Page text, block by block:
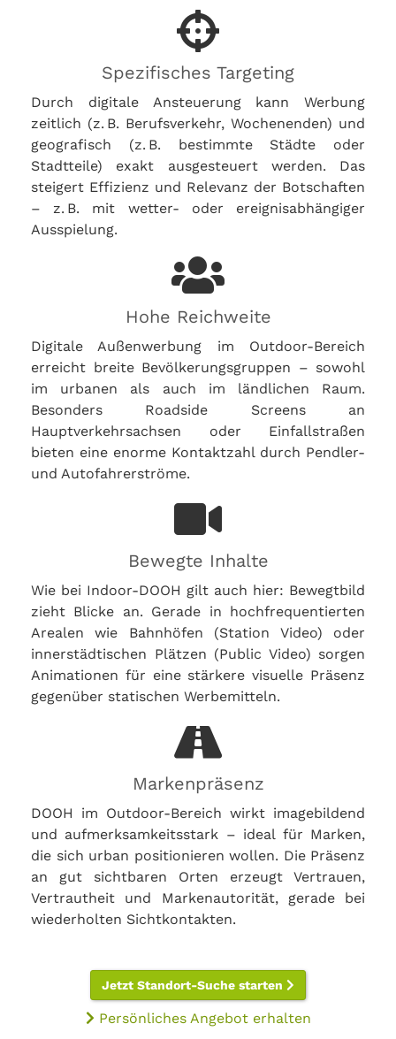
Spezifisches Targeting
Durch digitale Ansteuerung kann Werbung
zeitlich (z. B. Berufsverkehr, Wochenenden) und
geografisch (z. B. bestimmte Städte oder
Stadtteile) exakt ausgesteuert werden. Das
steigert Effizienz und Relevanz der Botschaften
– z. B. mit wetter- oder ereignisabhängiger
Ausspielung.
Hohe Reichweite
Digitale Außenwerbung im Outdoor-Bereich
erreicht breite Bevölkerungsgruppen – sowohl
im urbanen als auch im ländlichen Raum.
Besonders Roadside Screens an
Hauptverkehrsachsen oder Einfallstraßen
bieten eine enorme Kontaktzahl durch Pendler-
und Autofahrerströme.
Bewegte Inhalte
Wie bei Indoor-DOOH gilt auch hier: Bewegtbild
zieht Blicke an. Gerade in hochfrequentierten
Arealen wie Bahnhöfen (Station Video) oder
innerstädtischen Plätzen (Public Video) sorgen
Animationen für eine stärkere visuelle Präsenz
gegenüber statischen Werbemitteln.
Markenpräsenz
DOOH im Outdoor-Bereich wirkt imagebildend
und aufmerksamkeitsstark – ideal für Marken,
die sich urban positionieren wollen. Die Präsenz
an gut sichtbaren Orten erzeugt Vertrauen,
Vertrautheit und Markenautorität, gerade bei
wiederholten Sichtkontakten.
Jetzt Standort-Suche starten
Persönliches Angebot erhalten